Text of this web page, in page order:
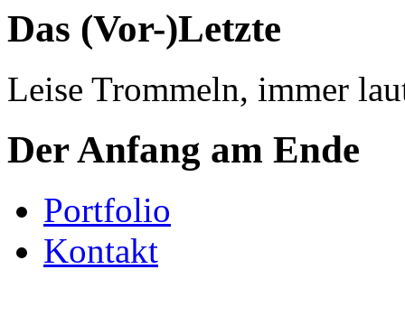
Das (Vor-)Letzte
Leise Trommeln, immer
Der Anfang am Ende
Portfolio
Kontakt